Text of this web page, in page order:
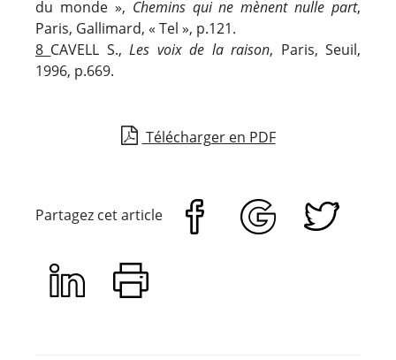
du monde », Chemins qui ne mènent nulle part,
Paris, Gallimard, « Tel », p.121.
8 CAVELL S.,Les voix de la raison, Paris, Seuil,
1996, p.669.
Télécharger en PDF
Partagez cet article